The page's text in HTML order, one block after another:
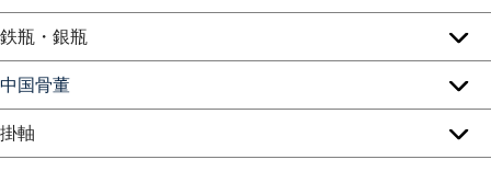
鉄瓶・銀瓶
中国骨董
掛軸